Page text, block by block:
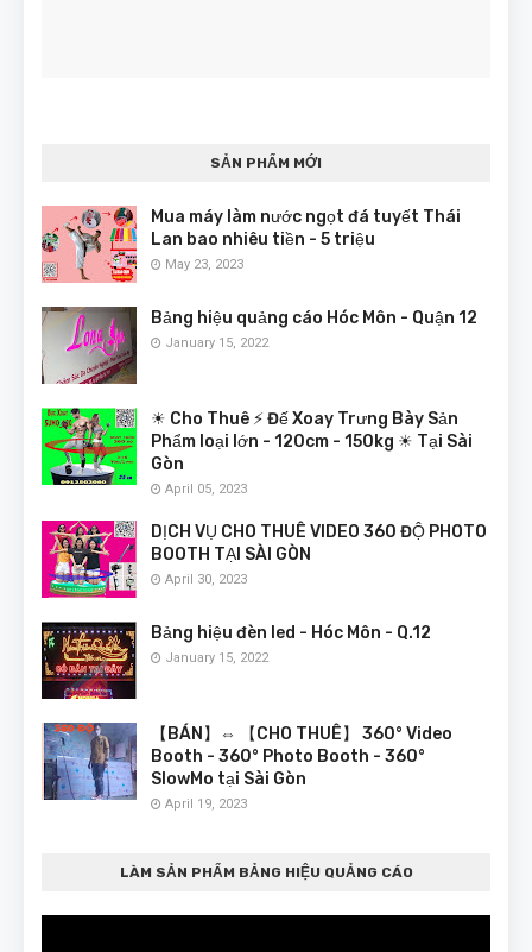
SẢN PHẨM MỚI
Mua máy làm nước ngọt đá tuyết Thái
Lan bao nhiêu tiền - 5 triệu
May 23, 2023
Bảng hiệu quảng cáo Hóc Môn - Quận 12
January 15, 2022
☀ Cho Thuê ⚡ Đế Xoay Trưng Bày Sản
Phẩm loại lớn - 120cm - 150kg ☀ Tại Sài
Gòn
April 05, 2023
DỊCH VỤ CHO THUÊ VIDEO 360 ĐỘ PHOTO
BOOTH TẠI SÀI GÒN
April 30, 2023
Bảng hiệu đèn led - Hóc Môn - Q.12
January 15, 2022
【BÁN】⇔ 【CHO THUÊ】 360° Video
Booth - 360° Photo Booth - 360°
SlowMo tại Sài Gòn
April 19, 2023
LÀM SẢN PHẨM BẢNG HIỆU QUẢNG CÁO